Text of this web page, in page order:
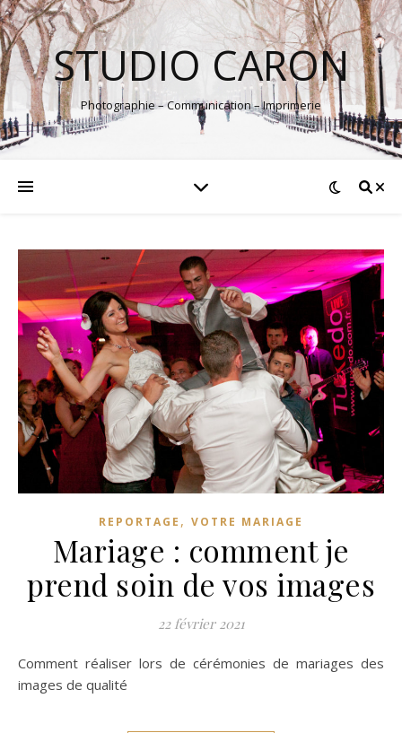
STUDIO CARON
Photographie – Communication – Imprimerie
REPORTAGE , VOTRE MARIAGE
Mariage : comment je
prend soin de vos images
22 février 2021
Comment réaliser lors de cérémonies de mariages des
images de qualité